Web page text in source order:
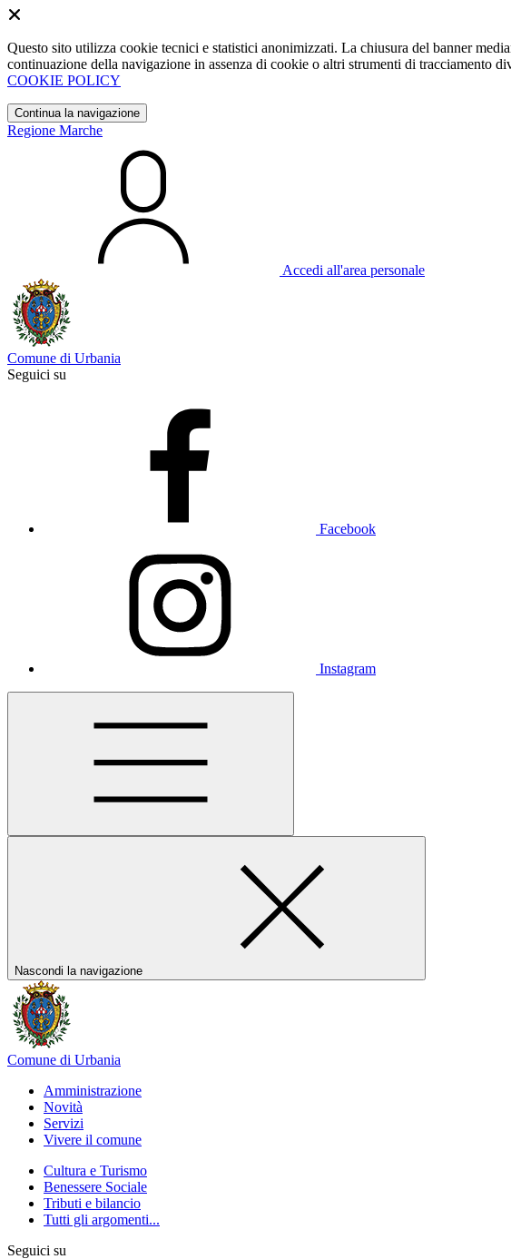
Questo sito utilizza cookie tecnici e statistici anonimizzati. La chiusura del banner
continuazione della navigazione in assenza di cookie o altri strumenti di tracciamento
COOKIE POLICY
Continua la navigazione
Regione Marche
Accedi all'area personale
Comune di Urbania
Seguici su
Facebook
Instagram
Nascondi la navigazione
Comune di Urbania
Amministrazione
Novità
Servizi
Vivere il comune
Cultura e Turismo
Benessere Sociale
Tributi e bilancio
Tutti gli argomenti...
Seguici su